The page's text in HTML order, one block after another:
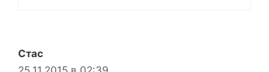
Стас